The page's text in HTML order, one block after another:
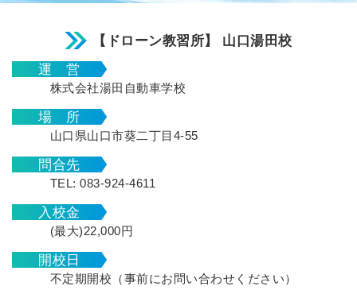
【ドローン教習所】 山口湯田校
運 営
株式会社湯田自動車学校
場 所
山口県山口市葵二丁目4-55
問合先
TEL: 083-924-4611
入校金
(最大)22,000円
開校日
不定期開校（事前にお問い合わせください）